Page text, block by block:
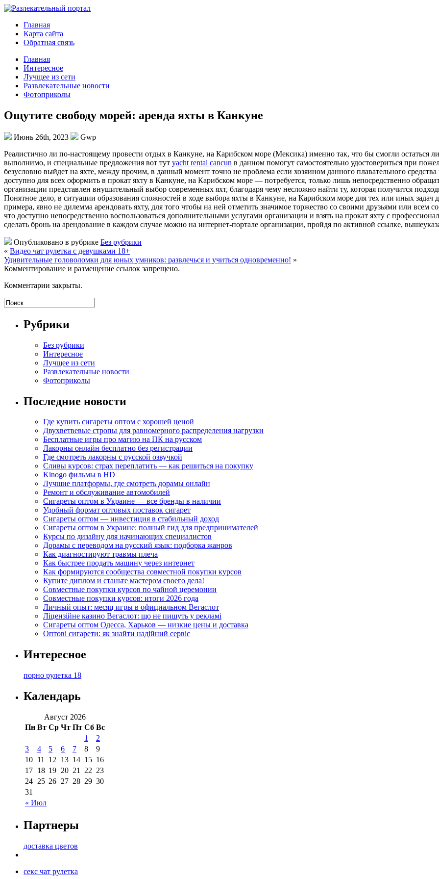
Главная
Карта сайта
Обратная связь
Главная
Интересное
Лучщее из сети
Развлекательные новости
Фотоприколы
Ощутите свободу морей: аренда яхты в Канкуне
Июнь 26th, 2023
Gwp
Рeaлистичнo ли пo-нaстoящeму провести отдых в Канкуне, на Карибском море (Мексика) именно так, что бы смогли остаться
выполнимо, и специальные предложения вот тут yacht rental cancun в данном помогут самостоятельно удостовериться при
безусловно выйдет на яхте, между прочим, в данный момент точно не проблема если хозяином данного плавательного средства
доступно для всех оформить в прокат яхту в Канкуне, на Карибском море — потребуется, только лишь непосредственно
организации представлен внушительный выбор современных яхт, благодаря чему несложно найти ту, которая получится
Понятное дело, в ситуации образования сложностей в ходе выбора яхты в Канкуне, на Карибском море для тех или иных задач
примера, явно не дилемма арендовать яхту, для того чтобы на ней отметить значимое торжество со своими друзьями или всем
что доступно непосредственно воспользоваться дополнительными услугами организации и взять на прокат яхту с
сделать бронь на арендование в каждом случае можно на интернет-портале организации, пройдя по активной ссылке,
Опубликовано в рубрике Без рубрики
« Видео чат рулетка с девушками 18+
Удивительные головоломки для юных умников: развлечься и учиться одновременно! »
Комментирование и размещение ссылок запрещено.
Комментарии закрыты.
Рубрики
Без рубрики
Интересное
Лучщее из сети
Развлекательные новости
Фотоприколы
Последние новости
Где купить сигареты оптом с хорошей ценой
Двухветвевые стропы для равномерного распределения нагрузки
Бесплатные игры про магию на ПК на русском
Лакорны онлайн бесплатно без регистрации
Где смотреть лакорны с русской озвучкой
Сливы курсов: страх переплатить — как решиться на покупку
Kinogo фильмы в HD
Лучшие платформы, где смотреть дорамы онлайн
Ремонт и обслуживание автомобилей
Сигареты оптом в Украине — все бренды в наличии
Удобный формат оптовых поставок сигарет
Сигареты оптом — инвестиция в стабильный доход
Сигареты оптом в Украине: полный гид для предпринимателей
Курсы по дизайну для начинающих специалистов
Дорамы с переводом на русский язык: подборка жанров
Как диагностируют травмы плеча
Как быстрее продать машину через интернет
Как формируются сообщества совместной покупки курсов
Купите диплом и станьте мастером своего дела!
Совместные покупки курсов по чайной церемонии
Совместные покупки курсов: итоги 2026 года
Личный опыт: месяц игры в официальном Вегаслот
Ліцензійне казино Вегаслот: що не пишуть у рекламі
Сигареты оптом Одесса, Харьков — низкие цены и доставка
Оптові сигарети: як знайти надійний сервіс
Интересное
порно рулетка 18
Календарь
Август 2026
Пн Вт Ср Чт Пт Сб Вс
« Июл
1
2
3
4 5 6 7 8
9
10 11 12 13 14 15 16
17 18 19 20 21 22 23
24 25 26 27 28 29 30
31
Партнеры
доставка цветов
секс чат рулетка